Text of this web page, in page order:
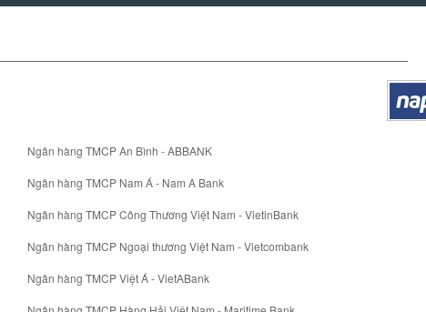
Ngân hàng TMCP An Bình - ABBANK
Ngân hàng TMCP Nam Á - Nam A Bank
Ngân hàng TMCP Công Thương Việt Nam - VietinBank
Ngân hàng TMCP Ngoại thương Việt Nam - Vietcombank
Ngân hàng TMCP Việt Á - VietABank